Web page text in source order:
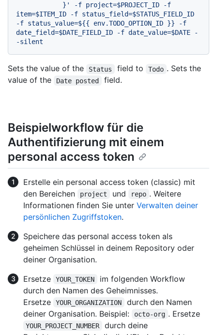
item=$ITEM_ID -f status_field=$STATUS_FIELD_ID
-f status_value=${{ env.TODO_OPTION_ID }} -f
date_field=$DATE_FIELD_ID -f date_value=$DATE -
-silent
Sets the value of the Status field to Todo . Sets the
value of the
Date posted field.
Beispielworkflow für die
Authentifizierung mit einem
personal access token
Erstelle ein personal access token (classic) mit
den Bereichen
project und repo . Weitere
Informationen finden Sie unter Verwalten deiner
persönlichen Zugriffstoken.
Speichere das personal access token als
geheimen Schlüssel in deinem Repository oder
deiner Organisation.
Ersetze
YOUR_TOKEN
im folgenden Workflow
durch den Namen des Geheimnisses.
Ersetze
YOUR_ORGANIZATION
durch den Namen
deiner Organisation. Beispiel:
octo-org . Ersetze
YOUR_PROJECT_NUMBER
durch deine